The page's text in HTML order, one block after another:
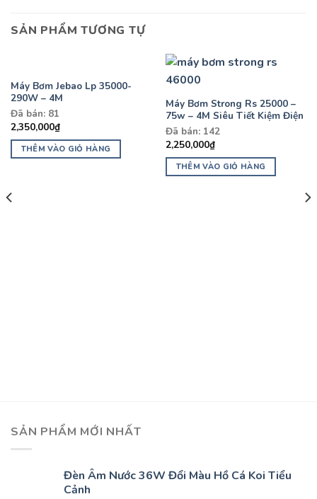
SẢN PHẨM TƯƠNG TỰ
Máy Bơm Jebao Lp 35000-
290W – 4M
Đã bán: 81
2,350,000₫
THÊM VÀO GIỎ HÀNG
Máy Bơm Strong Rs 25000 –
75w – 4M Siêu Tiết Kiệm Điện
Đã bán: 142
2,250,000₫
THÊM VÀO GIỎ HÀNG
SẢN PHẨM MỚI NHẤT
Đèn Âm Nước 36W Đổi Màu Hồ Cá Koi Tiểu
Cảnh